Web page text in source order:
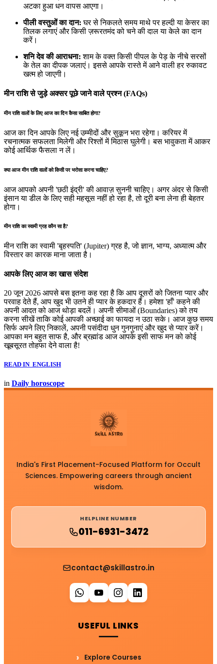
अटका हुआ धन वापस आएगा।
पीली वस्तुओं का दान: घर से निकलते समय माथे पर हल्दी या केसर का
तिलक लगाएं और किसी ज़रूरतमंद को चने की दाल या केले का दान
करें।
शनि देव की आराधना: शाम के वक्त किसी पीपल के पेड़ के नीचे सरसों
के तेल का दीपक जलाएं। इससे आपके रास्ते में आने वाली हर रुकावट
खत्म हो जाएगी।
मीन राशि से जुड़े अक्सर पूछे जाने वाले प्रश्न (FAQs)
मीन राशि वालों के लिए आज का दिन कैसा साबित होगा?
आज का दिन आपके लिए नई उम्मीदों और सुकून भरा रहेगा। करियर में
रचनात्मक सफलता मिलेगी और रिश्तों में मिठास घुलेगी। बस भावुकता में आकर
कोई आर्थिक फैसला न लें।
क्या आज मीन राशि वालों को किसी पर भरोसा करना चाहिए?
आज आपको अपनी 'छठी इंद्री' की आवाज़ सुननी चाहिए। अगर अंदर से किसी
इंसान या डील के लिए सही महसूस नहीं हो रहा है, तो दूरी बना लेना ही बेहतर
होगा।
मीन राशि का स्वामी ग्रह कौन सा है?
मीन राशि का स्वामी 'बृहस्पति' (Jupiter) ग्रह है, जो ज्ञान, भाग्य, अध्यात्म और
विस्तार का कारक माना जाता है।
आपके लिए आज का खास संदेश
20 जून 2026 आपसे बस इतना कह रहा है कि आप दूसरों को जितना प्यार और
परवाह देते हैं, आप खुद भी उतने ही प्यार के हकदार हैं। हमेशा 'हाँ' कहने की
अपनी आदत को आज थोड़ा बदलें। अपनी सीमाओं (Boundaries) को तय
करना सीखें ताकि कोई आपकी अच्छाई का फायदा न उठा सके। आज कुछ समय
सिर्फ अपने लिए निकालें, अपनी पसंदीदा धुन गुनगुनाएं और खुद से प्यार करें।
आपका मन बहुत साफ है, और ब्रह्मांड आज आपके इसी साफ मन को कोई
खूबसूरत तोहफा देने वाला है!
READ IN ENGLISH
in Daily horoscope
India's First Placement-Focused Platform for Occult
Sciences. Empowering careers through ancient
wisdom.
HELPLINE NUMBER
011-6931-3472
contact@skillastro.in
USEFUL LINKS
Explore Courses